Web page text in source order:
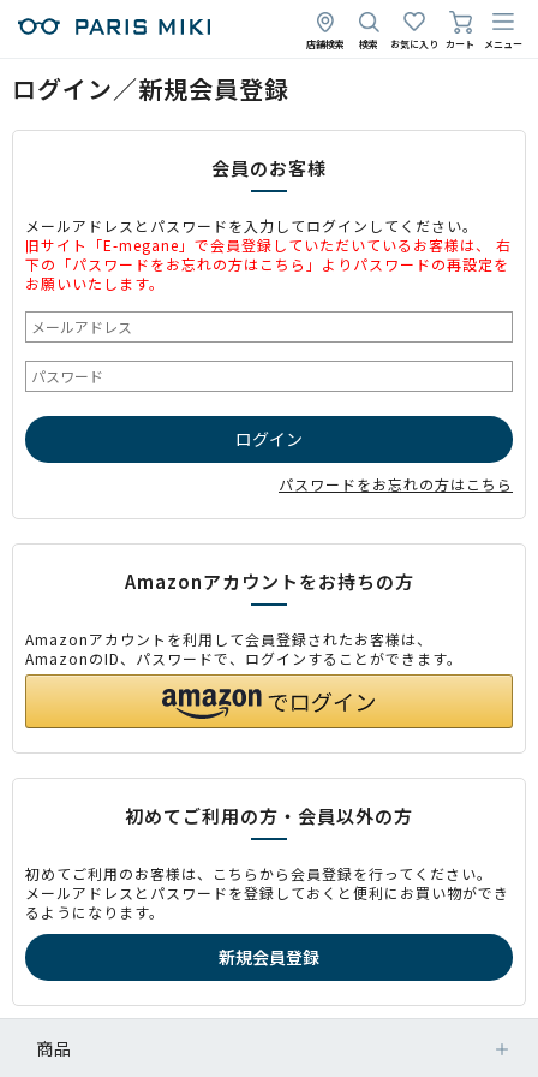
店舗検索 検索 お気に入り カート メニュー
ログイン／新規会員登録
会員のお客様
メールアドレスとパスワードを入力してログインしてください。
旧サイト「E-megane」で会員登録していただいているお客様は、 右
下の「パスワードをお忘れの方はこちら」よりパスワードの再設定を
お願いいたします。
パスワードをお忘れの方はこちら
Amazonアカウントをお持ちの方
Amazonアカウントを利用して会員登録されたお客様は、
AmazonのID、パスワードで、ログインすることができます。
初めてご利用の方・会員以外の方
初めてご利用のお客様は、こちらから会員登録を行ってください。
メールアドレスとパスワードを登録しておくと便利にお買い物ができ
るようになります。
商品